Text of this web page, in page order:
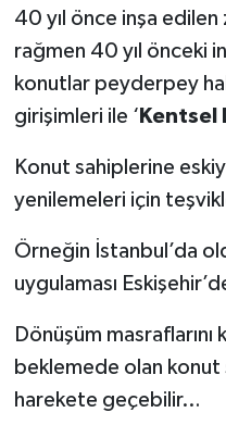
40 yıl önce inşa edilen
rağmen 40 yıl önceki
konutlar peyderpey
girişimleri ile ‘ Kentsel
Konut sahiplerine
yenilemeleri için
Örneğin İstanbul’da
uygulaması
Dönüşüm masraflarını
beklemede olan
harekete geçebilir…